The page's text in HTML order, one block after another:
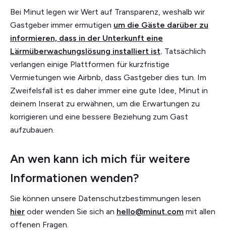
Bei Minut legen wir Wert auf Transparenz, weshalb wir
Gastgeber immer ermutigen um die Gäste darüber zu
informieren, dass in der Unterkunft eine
Lärmüberwachungslösung installiert ist. Tatsächlich
verlangen einige Plattformen für kurzfristige
Vermietungen wie Airbnb, dass Gastgeber dies tun. Im
Zweifelsfall ist es daher immer eine gute Idee, Minut in
deinem Inserat zu erwähnen, um die Erwartungen zu
korrigieren und eine bessere Beziehung zum Gast
aufzubauen.
An wen kann ich mich für weitere
Informationen wenden?
Sie können unsere Datenschutzbestimmungen lesen
hier oder wenden Sie sich an hello@minut.com mit allen
offenen Fragen.